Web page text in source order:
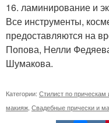
16. ламинирование и
Все инструменты,
предоставляются на
Попова, Нелли
Шумакова.
Категории: Стилист по прическам
макияж Свадебные прически и